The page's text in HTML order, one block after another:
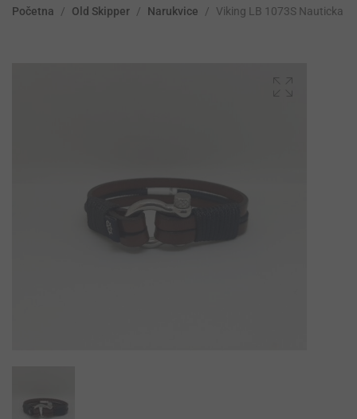
Početna / Old Skipper / Narukvice / Viking LB 1073S Nauticka